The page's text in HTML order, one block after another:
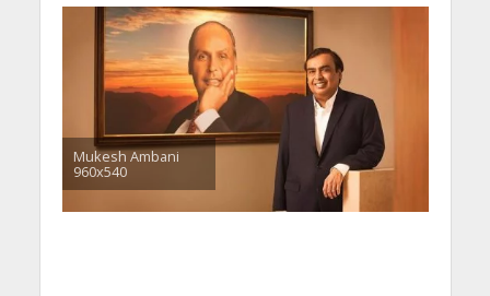
Mukesh Ambani
960x540